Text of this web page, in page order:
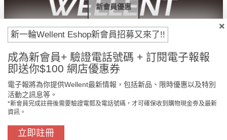
付款方法
新一輪Wellent Eshop新會員招募又來了!!
成為新會員+ 驗證電話號碼 + 訂閱電子報報
即送你$100 網店優惠券
電子報將為你提供Wellent最新情報，包括新品、限時優惠以及特別
活動之訊息等。
*新會員完成註冊後需要驗證電郵及電話號碼，才可確保收到購物現金劵及最新
資訊。
立即註冊
新會員優惠